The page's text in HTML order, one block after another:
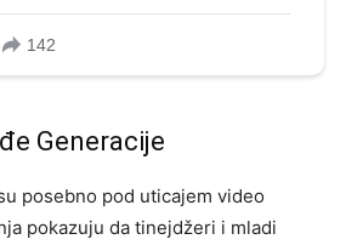
Generacije
posebno pod uticajem video
pokazuju da tinejdžeri i mladi